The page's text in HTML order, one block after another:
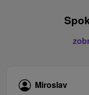
Miroslav